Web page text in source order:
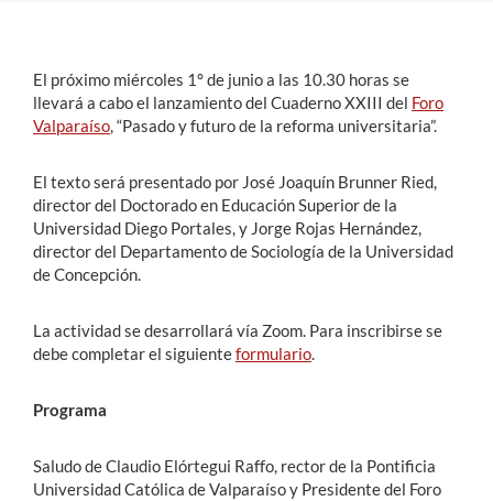
Alumni
English
El próximo miércoles 1° de junio a las 10.30 horas se
llevará a cabo el lanzamiento del Cuaderno XXIII del Foro
Valparaíso, “Pasado y futuro de la reforma universitaria”.
El texto será presentado por José Joaquín Brunner Ried,
director del Doctorado en Educación Superior de la
Universidad Diego Portales, y Jorge Rojas Hernández,
director del Departamento de Sociología de la Universidad
de Concepción.
La actividad se desarrollará vía Zoom. Para inscribirse se
debe completar el siguienteformulario.
Programa
Saludo de Claudio Elórtegui Raffo, rector de la Pontificia
Universidad Católica de Valparaíso y Presidente del Foro